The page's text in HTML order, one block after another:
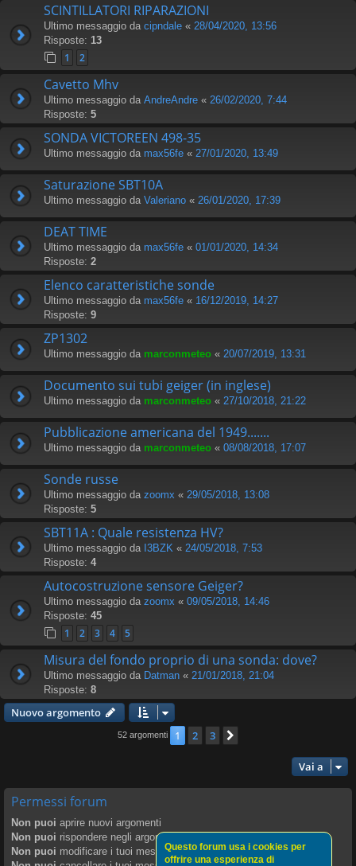
SCINTILLATORI RIPARAZIONI
Ultimo messaggio da cipndale « 28/04/2020, 13:56
Risposte: 13
1 2
Cavetto Mhv
Ultimo messaggio da AndreAndre « 26/02/2020, 7:44
Risposte: 5
SONDA VICTOREEN 498-35
Ultimo messaggio da max56fe « 27/01/2020, 13:49
Saturazione SBT10A
Ultimo messaggio da Valeriano « 26/01/2020, 17:39
DEAT TIME
Ultimo messaggio da max56fe « 01/01/2020, 14:34
Risposte: 2
Elenco caratteristiche sonde
Ultimo messaggio da max56fe « 16/12/2019, 14:27
Risposte: 9
ZP1302
Ultimo messaggio da marconmeteo « 20/07/2019, 13:31
Documento sui tubi geiger (in inglese)
Ultimo messaggio da marconmeteo « 27/10/2018, 21:22
Pubblicazione americana del 1949.......
Ultimo messaggio da marconmeteo « 08/08/2018, 17:07
Sonde russe
Ultimo messaggio da zoomx « 29/05/2018, 13:08
Risposte: 5
SBT11A : Quale resistenza HV?
Ultimo messaggio da I3BZK « 24/05/2018, 7:53
Risposte: 4
Autocostruzione sensore Geiger?
Ultimo messaggio da zoomx « 09/05/2018, 14:46
Risposte: 45
1 2 3 4 5
Misura del fondo proprio di una sonda: dove?
Ultimo messaggio da Datman « 21/01/2018, 21:04
Risposte: 8
Nuovo argomento
52 argomenti 1 2 3
Vai a
Permessi forum
Non puoi aprire nuovi argomenti
Non puoi rispondere negli argomenti
Non puoi modificare i tuoi messaggiQuesto forum usa i cookies per
offrire una esperienza di